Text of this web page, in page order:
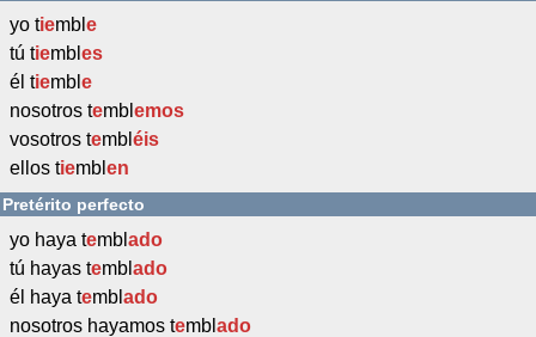
yo tiembl e
tú tiembl es
él tiembl e
nosotros tembl emos
vosotros tembl éis
ellos tiembl en
Pretérito perfecto
yo haya tembl ado
tú hayas tembl ado
él haya tembl ado
nosotros hayamos tembl ado